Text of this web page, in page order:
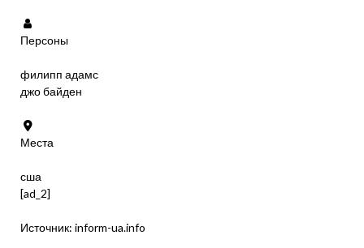
Персоны
филипп адамс
джо байден
Места
сша
[ad_2]
Источник: inform-ua.info